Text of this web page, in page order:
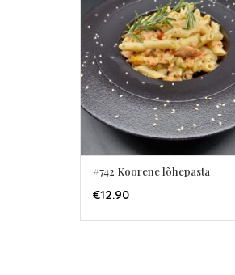
LISA KORVI
#742 Koorene lõhepasta
€12.90